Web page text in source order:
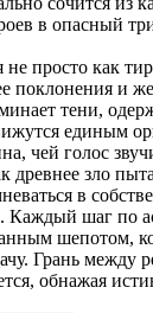
в опасный
не просто как
поклонения и
тени,
единым
чей голос
древнее зло
в
Каждый шаг по
шепотом,
Грань между
обнажая